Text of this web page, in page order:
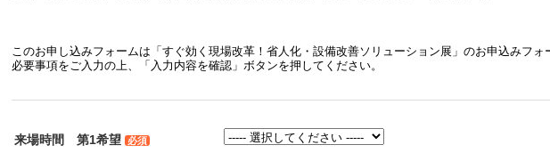
このお申し込みフォームは「すぐ効く現場改革！省人化・設備改善ソリューション展」のお申込みフォ
必要事項をご入力の上、「入力内容を確認」ボタンを押してください。
来場時間 第1希望 必須